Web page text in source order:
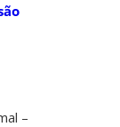
–